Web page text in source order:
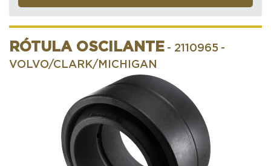
RÓTULA OSCILANTE - 2110965 -
VOLVO/CLARK/MICHIGAN